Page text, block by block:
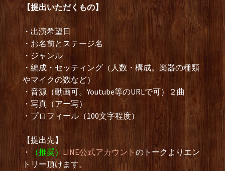
【提出いただくもの】
・出演希望日
・お名前とステージ名
・ジャンル
・編成・セッティング（人数・構成。楽器の種類
やマイクの数など）
・音源（動画可。Youtube等のURLで可）２曲
・写真（アー写）
・プロフィール（100文字程度）
【提出先】
・
（推奨）LINE公式アカウント のトークよりエン
トリー頂けます。